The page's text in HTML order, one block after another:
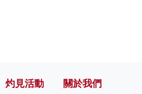
灼見活動 關於我們